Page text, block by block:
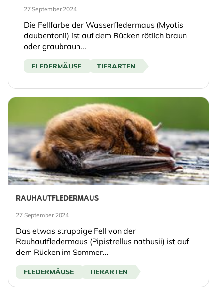
27 September 2024
Die Fellfarbe der Wasserfledermaus (Myotis
daubentonii) ist auf dem Rücken rötlich braun
oder graubraun...
FLEDERMÄUSE TIERARTEN
RAUHAUTFLEDERMAUS
27 September 2024
Das etwas struppige Fell von der
Rauhautfledermaus (Pipistrellus nathusii) ist auf
dem Rücken im Sommer...
FLEDERMÄUSE TIERARTEN